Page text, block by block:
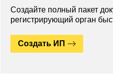
Создайте полный пакет
регистрирующий орган
Создать ИП